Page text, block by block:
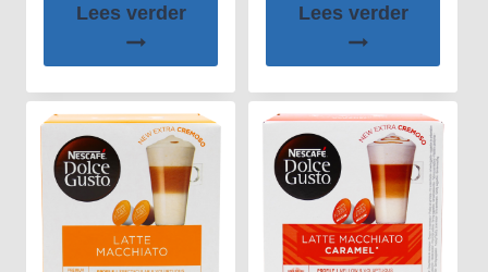
Lees verder Lees verder